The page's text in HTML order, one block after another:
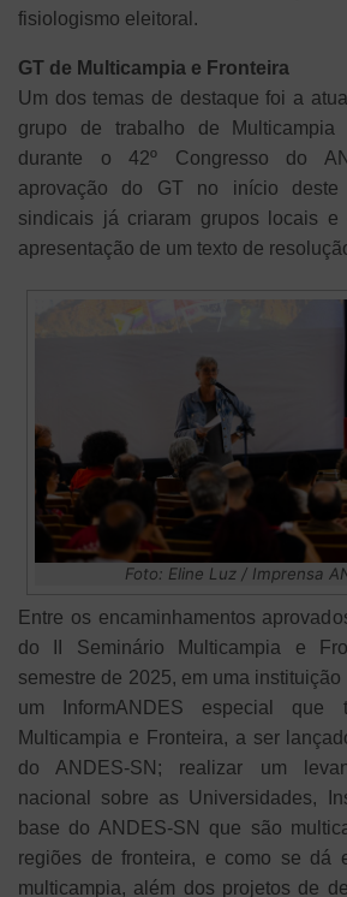
fisiologismo eleitoral.
GT de Multicampia e Fronteira
Um dos temas de destaque foi a
grupo de trabalho de Multicampia
durante o 42º Congresso do
aprovação do GT no início deste
sindicais já criaram grupos locais e
apresentação de um texto de
Foto: Eline Luz / Imprensa
Entre os encaminhamentos
do II Seminário Multicampia e
semestre de 2025, em uma
um InformANDES especial
Multicampia e Fronteira, a ser
do ANDES-SN; realizar um
nacional sobre as Universidades,
base do ANDES-SN que são
regiões de fronteira, e como se dá
multicampia, além dos projetos de